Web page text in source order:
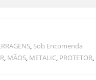
, Sob Encomenda
, MÃOS, METALIC, PROTETOR,